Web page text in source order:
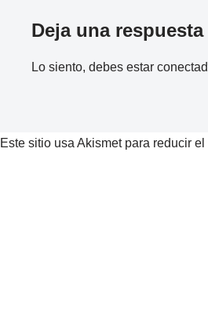
Deja una respuesta
Lo siento, debes estar
Este sitio usa Akismet para reducir el